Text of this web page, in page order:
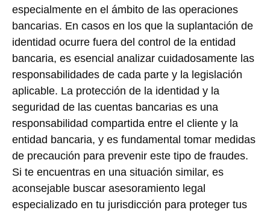
especialmente en el ámbito de las operaciones
bancarias. En casos en los que la suplantación de
identidad ocurre fuera del control de la entidad
bancaria, es esencial analizar cuidadosamente las
responsabilidades de cada parte y la legislación
aplicable. La protección de la identidad y la
seguridad de las cuentas bancarias es una
responsabilidad compartida entre el cliente y la
entidad bancaria, y es fundamental tomar medidas
de precaución para prevenir este tipo de fraudes.
Si te encuentras en una situación similar, es
aconsejable buscar asesoramiento legal
especializado en tu jurisdicción para proteger tus